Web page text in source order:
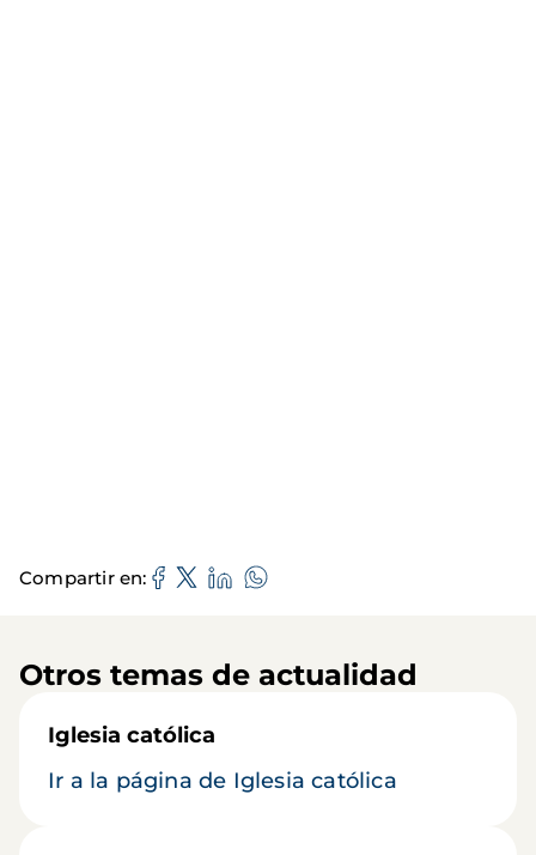
Compartir en
Otros temas de actualidad
Iglesia católica
Ir a la página de Iglesia católica